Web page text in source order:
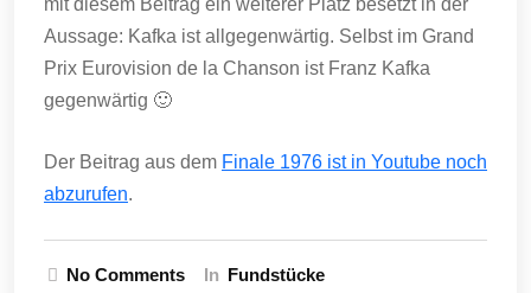
mit diesem Beitrag ein weiterer Platz besetzt in der
Aussage: Kafka ist allgegenwärtig. Selbst im Grand
Prix Eurovision de la Chanson ist Franz Kafka
gegenwärtig 🙂
Der Beitrag aus dem Finale 1976 ist in Youtube noch
abzurufen.
No Comments In Fundstücke